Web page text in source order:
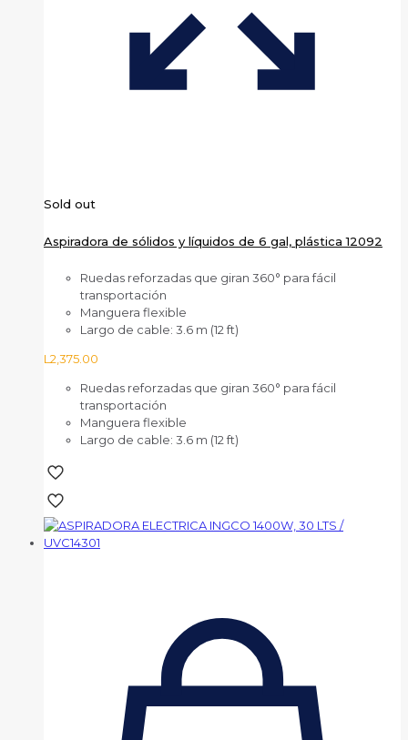
Sold out
Aspiradora de sólidos y líquidos de 6 gal, plástica 12092
Ruedas reforzadas que giran 360° para fácil
transportación
Manguera flexible
Largo de cable: 3.6 m (12 ft)
L2,375.00
Ruedas reforzadas que giran 360° para fácil
transportación
Manguera flexible
Largo de cable: 3.6 m (12 ft)